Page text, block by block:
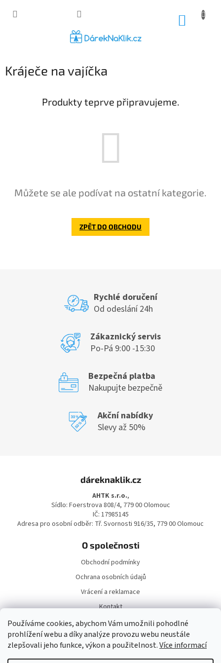
Používáme cookies, abychom Vám umožnili pohodlné
prohlížení webu a díky analýze provozu webu neustále
zlepšovali jeho funkce, výkon a použitelnost.Více informací
Kráječe na vajíčka
Produkty teprve připravujeme.
Můžete se ale podívat na ostatní kategorie.
ZPĚT DO OBCHODU
Rychlé doručení
Od odeslání 24h
Zákaznický servis
Po-Pá 9:00 -15:30
Bezpečná platba
Nakupujte bezpečně
Akční nabídky
Slevy až 50%
dáreknaklik.cz
AHTK s.r.o.,
Sídlo: Foerstrova 808/4, 779 00 Olomouc
IČ: 17985145
Adresa pro osobní odběr: Tř. Svornosti 916/35, 779 00 Olomouc
O společnosti
Obchodní podmínky
Ochrana osobních údajů
Vrácení a reklamace
Kontakt
Doprava a platba